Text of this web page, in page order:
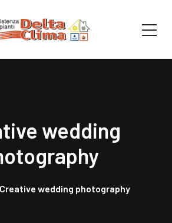
wedding
Creative wedding photography